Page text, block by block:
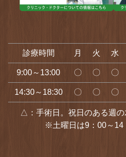
診療時間 月 火 水
9:00～13:00 〇 〇 〇
14:30～18:30 〇 〇 〇
△：手術日。祝日のある週
※土曜日は9：00～14